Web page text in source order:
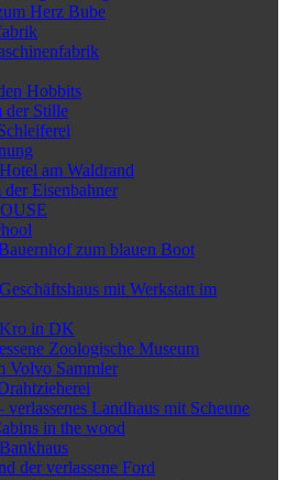
Herz Bube
Hobbits
der Stille
am Waldrand
Eisenbahner
zum blauen Boot
mit Werkstatt im
Kro in DK
Zoologische Museum
Volvo Sammler
Landhaus mit Scheune
in the wood
der verlassene Ford